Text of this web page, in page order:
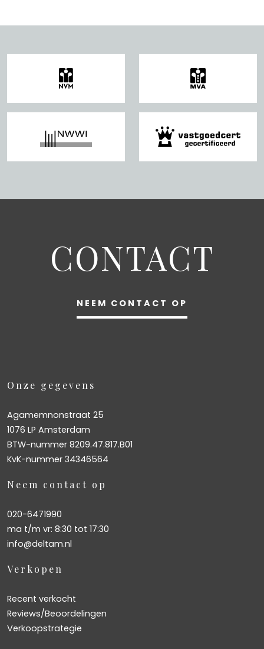
CONTACT
NEEM CONTACT OP
Onze gegevens
Agamemnonstraat 25
1076 LP Amsterdam
BTW-nummer 8209.47.817.B01
KvK-nummer 34346564
Neem contact op
020-6471990
ma t/m vr: 8:30 tot 17:30
info@deltam.nl
Verkopen
Recent verkocht
Reviews/Beoordelingen
Verkoopstrategie